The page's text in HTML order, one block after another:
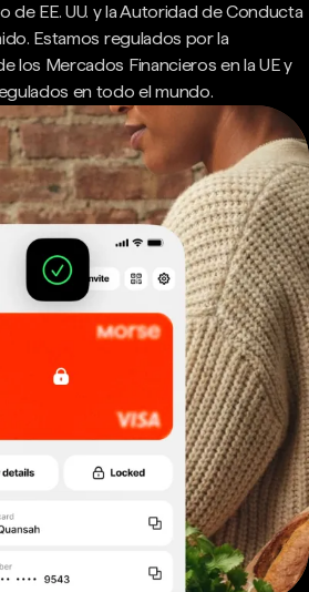
de EE. UU. y la Autoridad de Conducta
Estamos regulados por la
los Mercados Financieros en la UE y
en todo el mundo.